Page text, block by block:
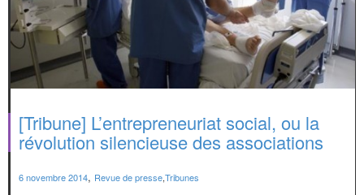
[Tribune] L’entrepreneuriat social, ou la
révolution silencieuse des associations
6 novembre 2014, Revue de presse,Tribunes